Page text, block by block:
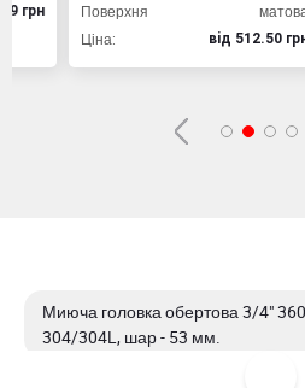
Поверхня
матова
вiд 512.50 грн
Миюча головка обертова 3/4"
304/304L, шар - 53 мм.